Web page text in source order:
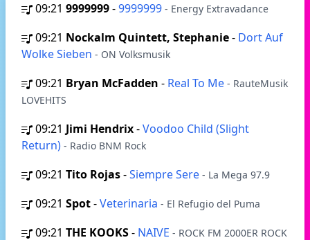
09:21 9999999-9999999 - Energy Extravadance
09:21 Nockalm Quintett, Stephanie- Dort Auf
Wolke Sieben - ON Volksmusik
09:21 Bryan McFadden - Real To Me - RauteMusik
LOVEHITS
09:21 Jimi Hendrix-Voodoo Child (Slight
Return) - Radio BNM Rock
09:21 Tito Rojas-Siempre Sere - La Mega 97.9
09:21 Spot-Veterinaria - El Refugio del Puma
09:21 THE KOOKS- NAIVE - ROCK FM 2000ER ROCK